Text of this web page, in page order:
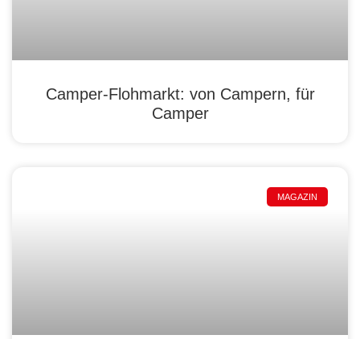
Camper-Flohmarkt: von Campern, für
Camper
MAGAZIN